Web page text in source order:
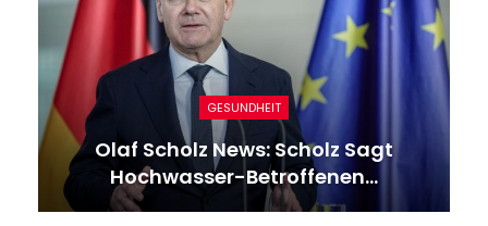
GESUNDHEIT
Olaf Scholz News: Scholz Sagt
Hochwasser-Betroffenen…